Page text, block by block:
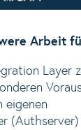
Arbeit
Layer
eigenen